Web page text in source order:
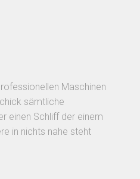
Maschinen
sämtliche
einen Schliff der einem
in nichts nahe steht